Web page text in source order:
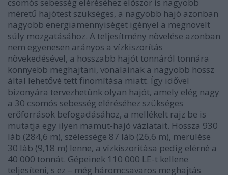
csomós sebesség eléréséhez először is nagyobb
méretű hajótest szükséges, a nagyobb hajó azonban
nagyobb energiamennyiséget igényel a megnövelt
súly mozgatásához. A teljesítmény növelése azonban
nem egyenesen arányos a vízkiszorítás
növekedésével, a hosszabb hajót tonnáról tonnára
könnyebb meghajtani, vonalainak a nagyobb hossz
által lehetővé tett finomítása miatt. Így idővel
bizonyára tervezhetünk olyan hajót, amely elég nagy
a 30 csomós sebesség eléréséhez szükséges
erőforrások befogadásához, a mellékelt rajz be is
mutatja egy ilyen mamut-hajó vázlatait. Hossza 930
láb (284,6 m), szélessége 87 láb (26,6 m), merülése
30 láb (9,18 m) lenne, a vízkiszorítása pedig elérné a
40 000 tonnát. Gépeinek 110 000 LE-t kellene
teljesíteni, s ez – még háromcsavaros meghajtás